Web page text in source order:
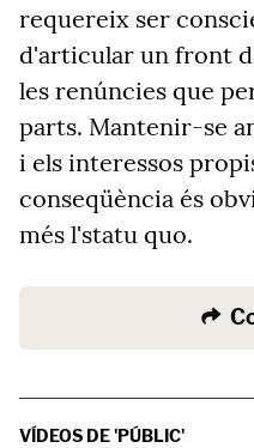
requereix ser
d'articular un front
les renúncies que
parts. Mantenir-se
i els interessos
conseqüència és
més l'statu quo.
VÍDEOS DE 'PÚBLIC'